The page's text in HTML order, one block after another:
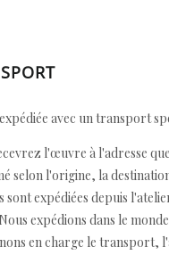
avec un transport
l'œuvre à l'adresse
selon l'origine, la
sont expédiées depuis
Nous expédions dans le
en charge le transport,